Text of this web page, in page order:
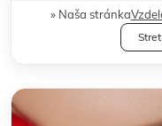
Naša stránka